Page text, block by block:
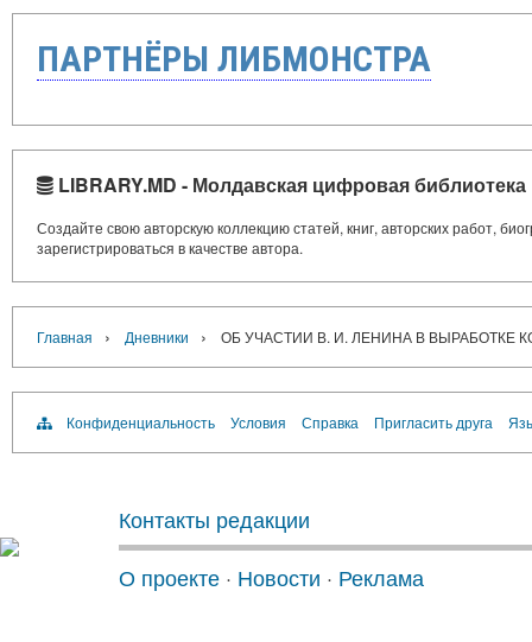
ПАРТНЁРЫ ЛИБМОНСТРА
LIBRARY.MD - Молдавская цифровая библиотека
Создайте свою авторскую коллекцию статей, книг, авторских работ,
зарегистрироваться в качестве автора.
Главная › Дневники › ОБ УЧАСТИИ В. И. ЛЕНИНА В ВЫРАБОТКЕ
Конфиденциальность Условия Справка Пригласить друга
Контакты редакции
О проекте · Новости · Реклама